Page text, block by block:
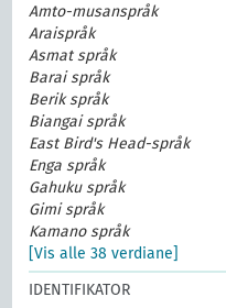
Amto-musanspråk
Araispråk
Asmat språk
Barai språk
Berik språk
Biangai språk
East Bird's Head-språk
Enga språk
Gahuku språk
Gimi språk
Kamano språk
[Vis alle 38 verdiane]
IDENTIFIKATOR